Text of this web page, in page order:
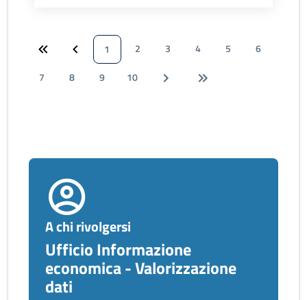
1 2 3 4 5
6
7
8 9 10
A chi rivolgersi
Ufficio Informazione
economica - Valorizzazione
dati